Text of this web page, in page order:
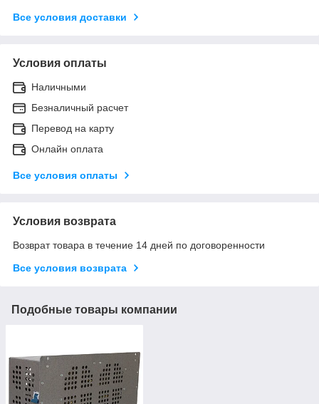
Все условия доставки
Условия оплаты
Наличными
Безналичный расчет
Перевод на карту
Онлайн оплата
Все условия оплаты
Условия возврата
Возврат товара в течение 14 дней по договоренности
Все условия возврата
Подобные товары компании